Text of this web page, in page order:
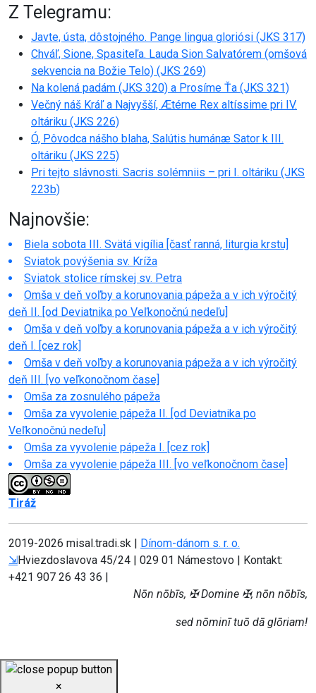
Z Telegramu:
Javte, ústa, dôstojného. Pange lingua gloriósi (JKS 317)
Chváľ, Sione, Spasiteľa. Lauda Sion Salvatórem (omšová
sekvencia na Božie Telo) (JKS 269)
Na kolená padám (JKS 320) a Prosíme Ťa (JKS 321)
Večný náš Kráľ a Najvyšší, Ætérne Rex altíssime pri IV.
oltáriku (JKS 226)
Ó, Pôvodca nášho blaha, Salútis humánæ Sator k III.
oltáriku (JKS 225)
Pri tejto slávnosti. Sacris solémniis – pri I. oltáriku (JKS
223b)
Najnovšie:
Biela sobota III. Svätá vigília [časť ranná, liturgia krstu]
Sviatok povýšenia sv. Kríža
Sviatok stolice rímskej sv. Petra
Omša v deň voľby a korunovania pápeža a v ich výročitý
deň II. [od Deviatnika po Veľkonočnú nedeľu]
Omša v deň voľby a korunovania pápeža a v ich výročitý
deň I. [cez rok]
Omša v deň voľby a korunovania pápeža a v ich výročitý
deň III. [vo veľkonočnom čase]
Omša za zosnulého pápeža
Omša za vyvolenie pápeža II. [od Deviatnika po
Veľkonočnú nedeľu]
Omša za vyvolenie pápeža I. [cez rok]
Omša za vyvolenie pápeža III. [vo veľkonočnom čase]
Tiráž
2019-2026 misal.tradi.sk | Dínom-dánom s. r. o.
⇲Hviezdoslavova 45/24 | 029 01 Námestovo | Kontakt:
+421 907 26 43 36 |
Nōn nōbīs, ✠ Domine ✠, nōn nōbīs,
sed nōminī tuō dā glōriam!
×